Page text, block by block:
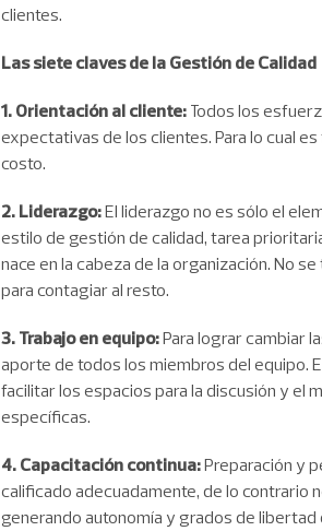
clientes.
Las siete claves de la Gestión de Calidad
1. Orientación al cliente: Todos los
expectativas de los clientes. Para lo cual
costo.
2. Liderazgo:El liderazgo no es sólo el
estilo de gestión de calidad, tarea
nace en la cabeza de la organización. No
para contagiar al resto.
3. Trabajo en equipo:Para lograr cambiar
aporte de todos los miembros del equipo.
facilitar los espacios para la discusión y el
específicas.
4. Capacitación continua:Preparación y
calificado adecuadamente, de lo contrario
generando autonomía y grados de libertad